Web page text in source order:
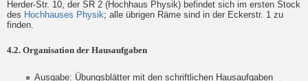
Herder-Str. 10, der SR 2 (Hochhaus Physik) befindet sich im ersten Stock
des Hochhauses Physik; alle übrigen Räme sind in der Eckerstr. 1 zu
finden.
4.2. Organisation der Hausaufgaben
Ausgabe: Übungsblätter mit den schriftlichen Hausaufgaben